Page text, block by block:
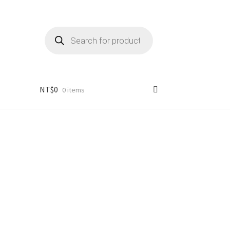
search
NT$0 0 items